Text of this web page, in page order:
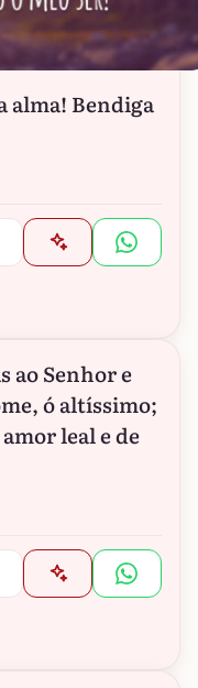
alma! Bendiga
ao Senhor e
ó altíssimo;
leal e de